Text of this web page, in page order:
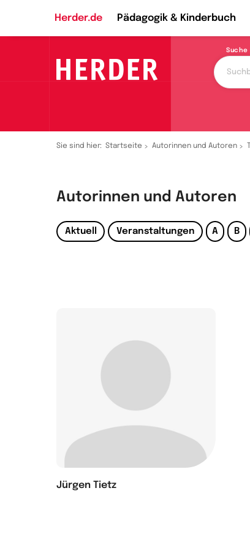
Herder.de Pädagogik & Kinderbuch
Suche
Sie sind hier: Startseite Autorinnen und Autoren
Autorinnen und Autoren
Aktuell Veranstaltungen A B
Jürgen Tietz